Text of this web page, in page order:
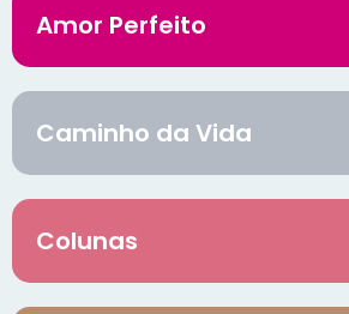
Amor Perfeito
Caminho da Vida
Colunas